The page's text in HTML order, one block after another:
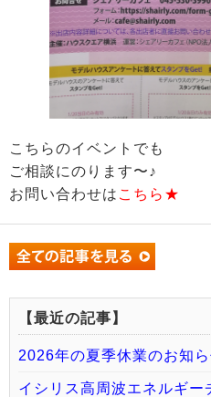
こちらのイベントでも
ご相談にのります〜♪
お問い合わせは こちら★
【最近の記事】
2026年の夏季休業のお知
イシリス高周波エネルギー